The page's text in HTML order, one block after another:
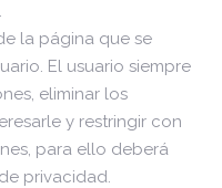
la página que se
El usuario siempre
eliminar los
y restringir con
para ello deberá
privacidad.